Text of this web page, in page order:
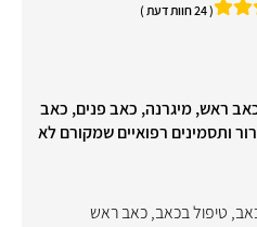
( 24 חוות דעת )
ראש, מיגרנה, כאב פנים, כאב
ותסמינים רפואיים שמקורם לא
, טיפול בכאב,כאב ראש